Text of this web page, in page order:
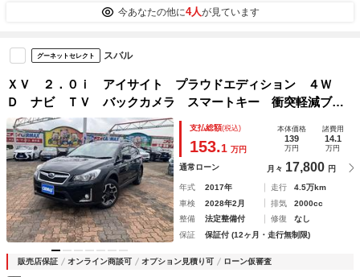
今あなたの他に4人が見ています
グーネットセレクト スバル
ＸＶ ２．０ｉ アイサイト プラウドエディション ４Ｗ
Ｄ ナビ ＴＶ バックカメラ スマートキー 衝突軽減ブレ
ーキ レーダークルコン レーンアシスト ＥＴＣ パドルシ
フト ＢＳＭ アイドリングストップ アルミホイール付スタ
ッドレスタイヤ ルーフレール
支払総額(税込)
153.1 万円
本体価格
139
万円
諸費用
14.1
万円
通常ローン 月々 17,800 円
年式 2017年 走行
4.5万km
車検
2028年2月 排気
2000cc
整備
法定整備付 修復
なし
保証
保証付 (12ヶ月・走行無制限)
販売店保証 オンライン商談可 オプション見積り可 ローン仮審査